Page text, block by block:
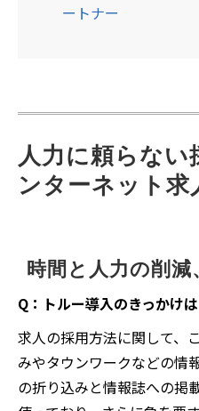
ートナー
人力に頼らない
ンターネット求
時間と人力の削
Q：トルー導入のきっかけは
求人の採用方法に関して、
みやタウンワークなどの情
の折り込みと情報誌への掲